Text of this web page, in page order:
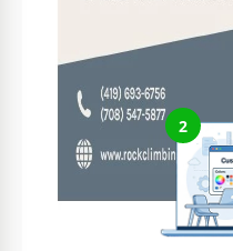
Haz clic en "Editar
Google Slides o
2